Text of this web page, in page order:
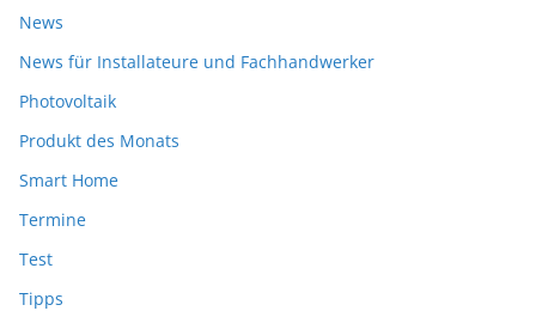
News
News für Installateure und Fachhandwerker
Photovoltaik
Produkt des Monats
Smart Home
Termine
Test
Tipps